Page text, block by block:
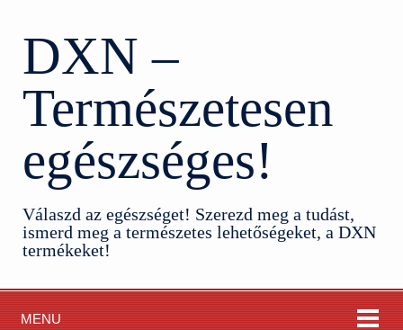
DXN –
Természetesen
egészséges!
Válaszd az egészséget! Szerezd meg a tudást,
ismerd meg a természetes lehetőségeket, a DXN
termékeket!
MENU